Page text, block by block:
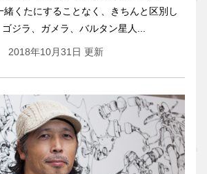
緒くたにすることなく、きちんと区別し
ジラ、ガメラ、バルタン星人...
2018年10月31日 更新